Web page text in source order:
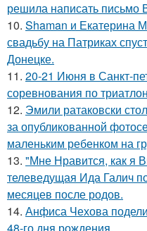
решила написать письмо
10. Shaman и Екатерина
свадьбу на Патриках
Донецке.
11. 20-21 Июня в Санкт-
соревнования по
12. Эмили ратаковски
за опубликованной
маленьким ребенком на
13. "Мне Нравится, как я
телеведущая Ида Галич
месяцев после родов.
14. Анфиса Чехова
48-го дня рождения.